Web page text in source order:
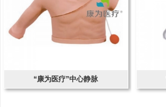
“康为医疗”中心静脉